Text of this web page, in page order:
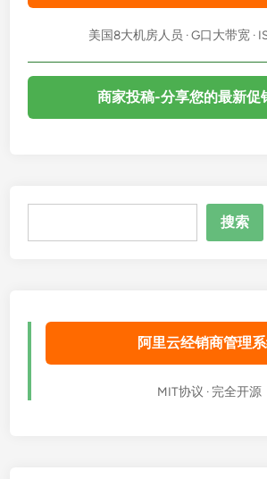
美国8大机房人员 · G口大带宽 ·
商家投稿-分享您的最新促
搜索
阿里云经销商管理
MIT协议 · 完全开源